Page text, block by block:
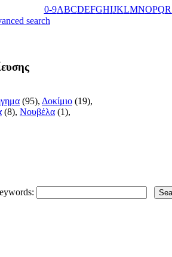
0-9ABCDEFGHIJKLMNOPQR
search
(95), Δοκίμιο (19),
(8), Νουβέλα (1),